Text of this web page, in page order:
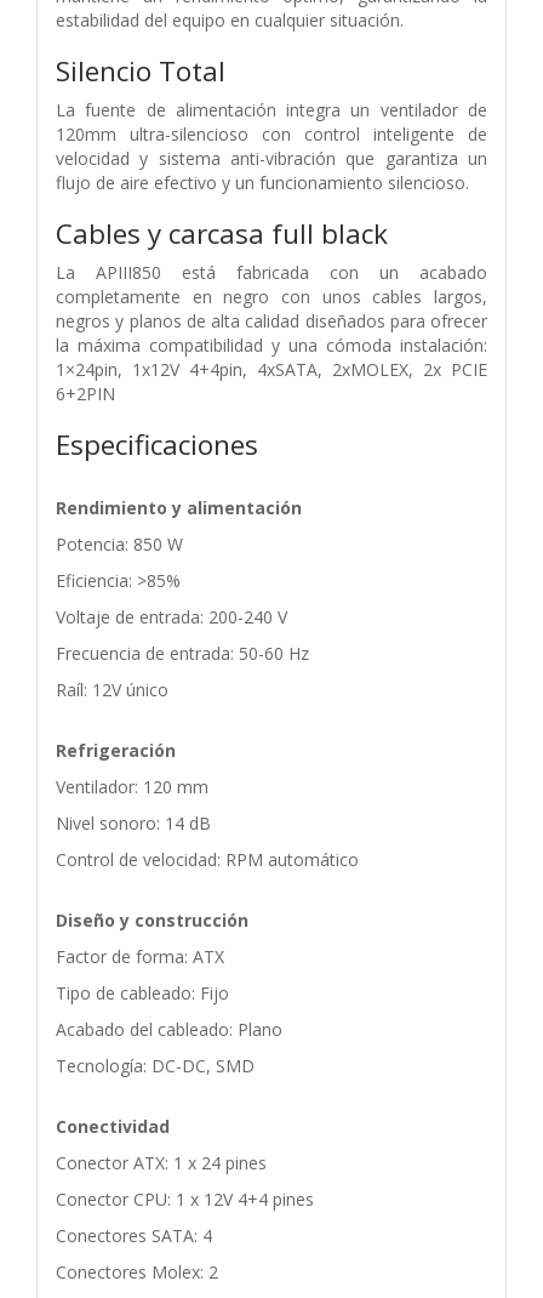
estabilidad del equipo en cualquier situación.
Silencio Total
La fuente de alimentación integra un ventilador de
120mm ultra-silencioso con control inteligente de
velocidad y sistema anti-vibración que garantiza un
flujo de aire efectivo y un funcionamiento silencioso.
Cables y carcasa full black
La APIII850 está fabricada con un acabado
completamente en negro con unos cables largos,
negros y planos de alta calidad diseñados para ofrecer
la máxima compatibilidad y una cómoda instalación:
1×24pin, 1x12V 4+4pin, 4xSATA, 2xMOLEX, 2x PCIE
6+2PIN
Especificaciones
Rendimiento y alimentación
Potencia: 850 W
Eficiencia: >85%
Voltaje de entrada: 200-240 V
Frecuencia de entrada: 50-60 Hz
Raíl: 12V único
Refrigeración
Ventilador: 120 mm
Nivel sonoro: 14 dB
Control de velocidad: RPM automático
Diseño y construcción
Factor de forma: ATX
Tipo de cableado: Fijo
Acabado del cableado: Plano
Tecnología: DC-DC, SMD
Conectividad
Conector ATX: 1 x 24 pines
Conector CPU: 1 x 12V 4+4 pines
Conectores SATA: 4
Conectores Molex: 2